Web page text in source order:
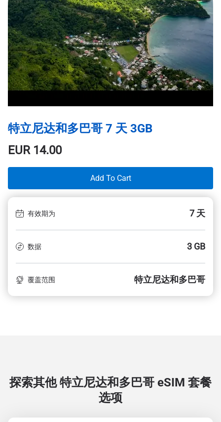
特立尼达和多巴哥 7 天 3GB
EUR14.00
Add To Cart
有效期为 7 天
数据 3 GB
覆盖范围 特立尼达和多巴哥
探索其他 特立尼达和多巴哥 eSIM 套餐
选项